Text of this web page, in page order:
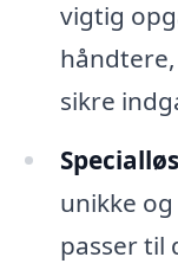
vigtig
sikre
unikke
passer til